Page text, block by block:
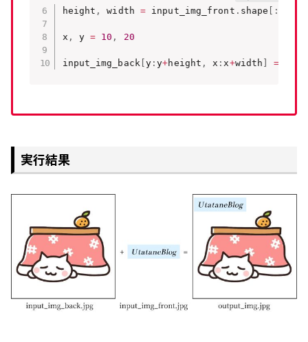
height , width = input_img_front . shape [ :
x , y = 10 , 20
input_img_back [y :y+height , x : x+width ] =
実行結果